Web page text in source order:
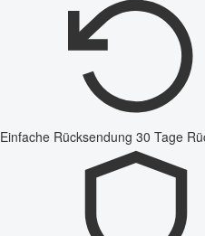
Einfache Rücksendung 30 Tage